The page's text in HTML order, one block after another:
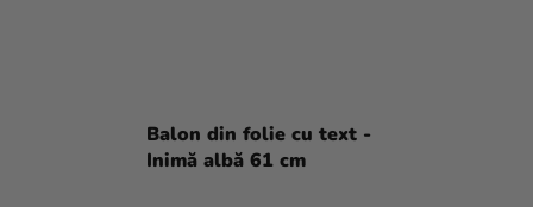
Balon din folie cu text -
Inimă albă 61 cm